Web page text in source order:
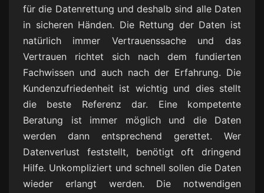
für die Datenrettung und deshalb sind alle Daten
in sicheren Händen. Die Rettung der Daten ist
natürlich immer Vertrauenssache und das
Vertrauen richtet sich nach dem fundierten
Fachwissen und auch nach der Erfahrung. Die
Kundenzufriedenheit ist wichtig und dies stellt
die beste Referenz dar. Eine kompetente
Beratung ist immer möglich und die Daten
werden dann entsprechend gerettet. Wer
Datenverlust feststellt, benötigt oft dringend
Hilfe. Unkompliziert und schnell sollen die Daten
wieder erlangt werden. Die notwendigen